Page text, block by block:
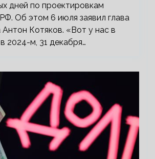
дней по проектировкам
Об этом 6 июля заявил глава
Котяков. «Вот у нас в
2024-м, 31 декабря…